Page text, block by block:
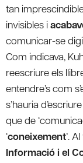
tan
invisibles i
comunicar-se
Com indicava,
reescriure els
entendre’s com
s’hauria
que de
‘coneixement’.
Informació i el